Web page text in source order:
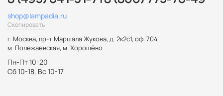
shop@lampadia.ru
Скопировать
г. Москва, пр-т Маршала Жукова, д. 2к2с1, оф. 704
м. Полежаевская, м. Хорошёво
Пн-Пт 10-20
Сб 10-18, Вс 10-17